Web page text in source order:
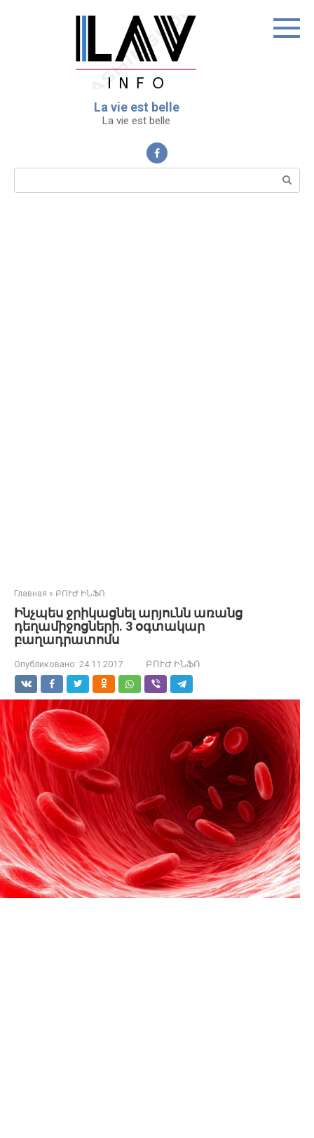
La vie est belle
La vie est belle
Поиск:
Главная » ԲՈՒԺ ԻՆՖՈ
Ինչպես ջրիկացնել արյունն առանց
դեղամիջոցների. 3 օգտակար
բաղադրատոմս
Опубликовано: 24.11.2017 ԲՈՒԺ ԻՆՖՈ